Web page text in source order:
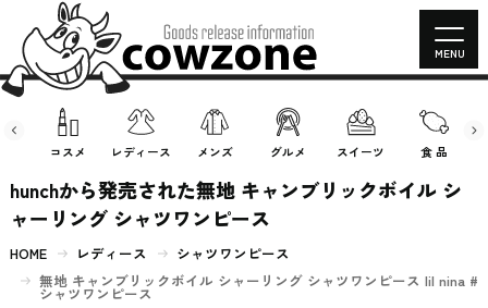
コスメ レディース メンズ グルメ スイーツ 食 品
MENU
hunchから発売された無地 キャンブリックボイル シ
ャーリング シャツワンピース
HOME レディース
シャツワンピース
無地 キャンブリックボイル シャーリング シャツワンピース lil nina #
シャツワンピース